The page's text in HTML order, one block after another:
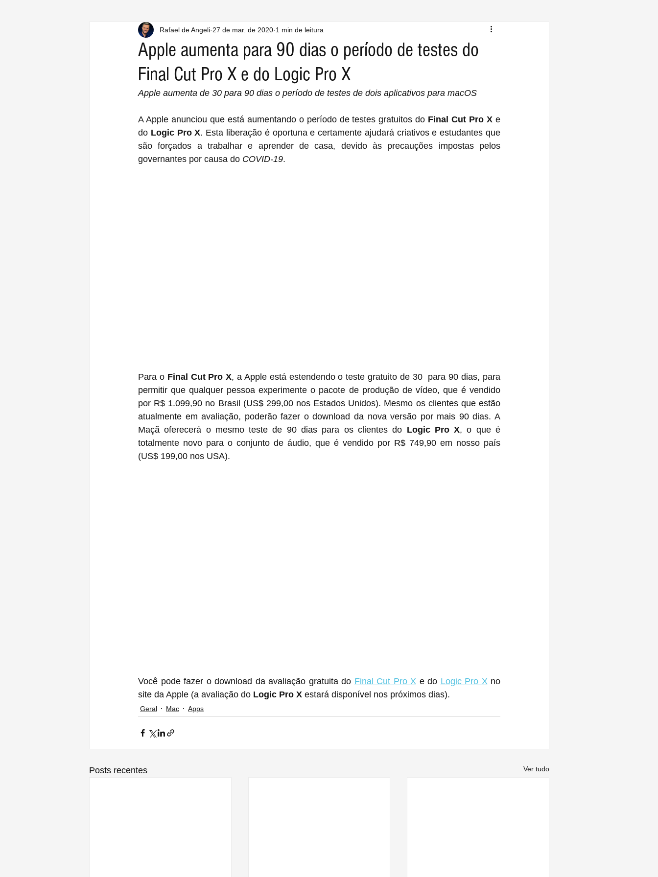
Apple aumenta para 90 dias o período de testes do
Final Cut Pro X e do Logic Pro X
Rafael de Angeli 27 de mar. de 2020 1 min de leitura
Apple aumenta de 30 para 90 dias o período de testes de dois aplicativos para macOS
A Apple anunciou que está aumentando o período de testes gratuitos do Final Cut Pro X e
do Logic Pro X. Esta liberação é oportuna e certamente ajudará criativos e estudantes que
são forçados a trabalhar e aprender de casa, devido às precauções impostas pelos
governantes por causa do COVID-19.
Para o Final Cut Pro X, a Apple está estendendo o teste gratuito de 30  para 90 dias, para
permitir que qualquer pessoa experimente o pacote de produção de vídeo, que é vendido
por R$ 1.099,90 no Brasil (US$ 299,00 nos Estados Unidos). Mesmo os clientes que estão
atualmente em avaliação, poderão fazer o download da nova versão por mais 90 dias. A
Maçã oferecerá o mesmo teste de 90 dias para os clientes do Logic Pro X, o que é
totalmente novo para o conjunto de áudio, que é vendido por R$ 749,90 em nosso país
(US$ 199,00 nos USA).
Você pode fazer o download da avaliação gratuita do Final Cut Pro X e do Logic Pro X no
site da Apple (a avaliação do Logic Pro X estará disponível nos próximos dias).
Geral Mac Apps
Posts recentes Ver tudo